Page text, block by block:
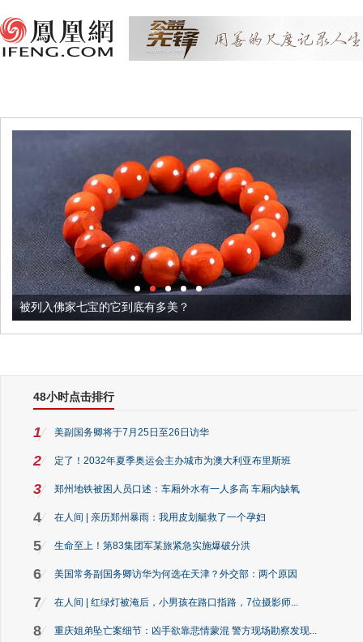
被列入佛家七宝的它到底有多美？
48小时点击排行
1 美副国务卿将于7月25日至26日访华
2 定了！2032年夏季奥运会主办城市为澳大利亚布里斯班
3 郑州地铁被困人员口述：车厢外水有一人多高 车厢内缺氧
4 在人间 | 亲历郑州暴雨：我用皮划艇救了一个孕妇
5 生命至上！第83集团军某旅紧急实施爆破分洪
6 美国常务副国务卿访华为何选在天津？外交部：两个原因
7 在人间 | 红绿灯被淹后，小男孩在路口指路，7位摄影师...
8 重庆姐弟坠亡案细节：凶手欲靠悲情蒙混 警方现场勘察发现...